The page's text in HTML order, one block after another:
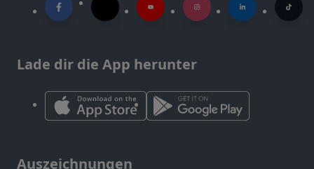
Lade dir die App herunter
Auszeichnungen